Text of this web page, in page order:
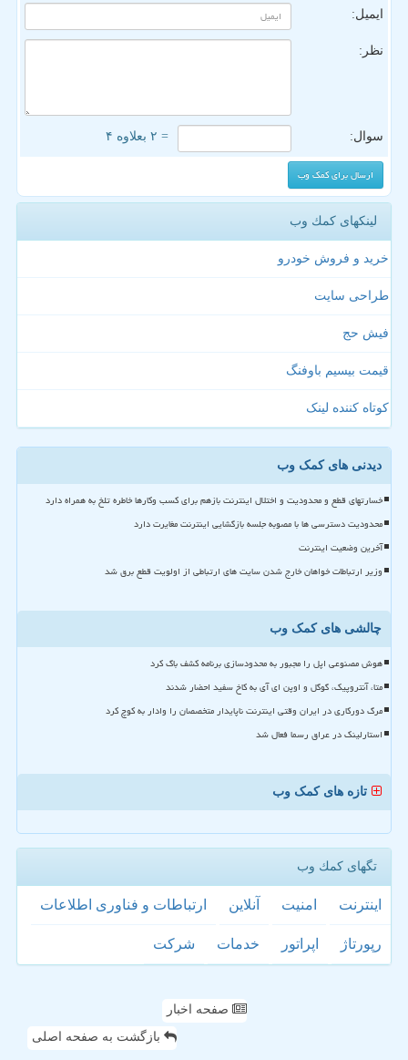
ایمیل:
نظر:
سوال: = ۲ بعلاوه ۴
لینکهای كمك وب
خرید و فروش خودرو
طراحی سایت
فیش حج
قیمت بیسیم باوفنگ
کوتاه کننده لینک
دیدنی های کمک وب
خسارتهای قطع و محدودیت و اختلال اینترنت بازهم برای کسب وکارها خاطره تلخ به همراه دارد
محدودیت دسترسی ها با مصوبه جلسه بازگشایی اینترنت مغایرت دارد
آخرین وضعیت اینترنت
وزیر ارتباطات خواهان خارج شدن سایت های ارتباطی از اولویت قطع برق شد
چالشی های کمک وب
هوش مصنوعی اپل را مجبور به محدودسازی برنامه کشف باگ کرد
متا، آنتروپیک، گوگل و اوپن ای آی به کاخ سفید احضار شدند
مرگ دورکاری در ایران وقتی اینترنت ناپایدار متخصصان را وادار به کوچ کرد
استارلینک در عراق رسما فعال شد
تازه های کمک وب
تگهای كمك وب
اینترنت امنیت آنلاین ارتباطات و فناوری اطلاعات
رپورتاژ اپراتور خدمات شركت
صفحه اخبار
بازگشت به صفحه اصلی